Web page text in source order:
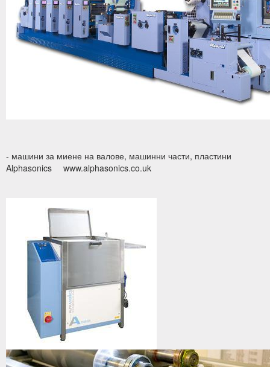
- машини за миене на валове, машинни части, пластини
Alphasonics
www.alphasonics.co.uk